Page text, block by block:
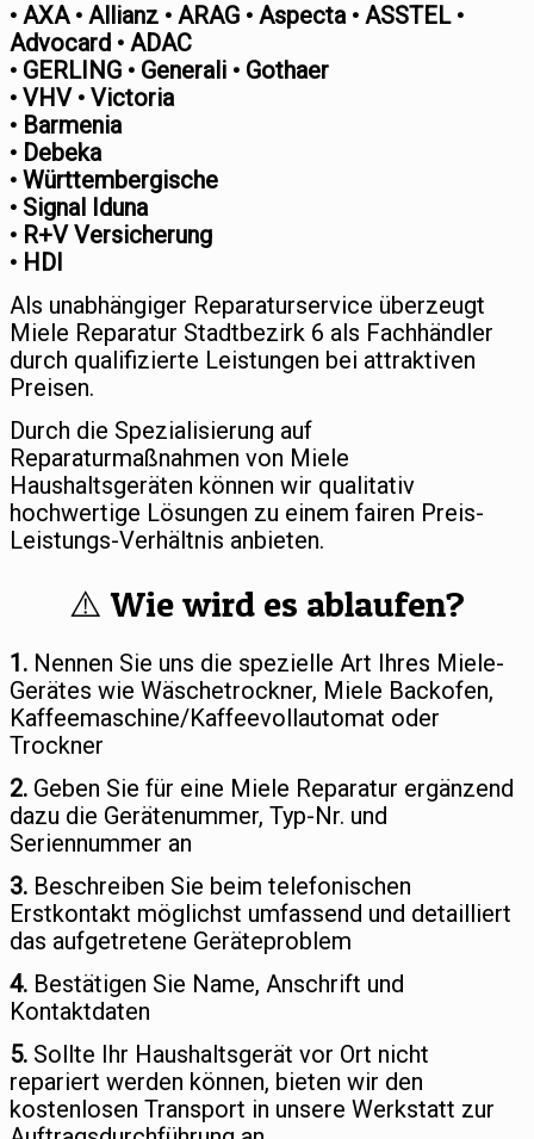
• AXA • Allianz • ARAG • Aspecta • ASSTEL •
Advocard • ADAC
• GERLING • Generali • Gothaer
• VHV • Victoria
• Barmenia
• Debeka
• Württembergische
• Signal Iduna
• R+V Versicherung
• HDI
Als unabhängiger Reparaturservice überzeugt
Miele Reparatur Stadtbezirk 6 als Fachhändler
durch qualifizierte Leistungen bei attraktiven
Preisen.
Durch die Spezialisierung auf
Reparaturmaßnahmen von Miele
Haushaltsgeräten können wir qualitativ
hochwertige Lösungen zu einem fairen Preis-
Leistungs-Verhältnis anbieten.
⚠️ Wie wird es ablaufen?
1. Nennen Sie uns die spezielle Art Ihres Miele-
Gerätes wie Wäschetrockner, Miele Backofen,
Kaffeemaschine/Kaffeevollautomat oder
Trockner
2. Geben Sie für eine Miele Reparatur ergänzend
dazu die Gerätenummer, Typ-Nr. und
Seriennummer an
3. Beschreiben Sie beim telefonischen
Erstkontakt möglichst umfassend und detailliert
das aufgetretene Geräteproblem
4. Bestätigen Sie Name, Anschrift und
Kontaktdaten
5. Sollte Ihr Haushaltsgerät vor Ort nicht
repariert werden können, bieten wir den
kostenlosen Transport in unsere Werkstatt zur